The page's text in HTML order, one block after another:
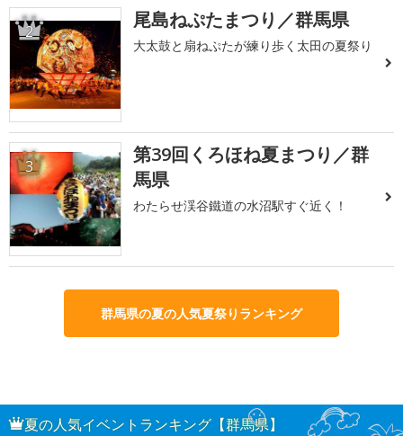
2 尾島ねぷたまつり／群馬県
大太鼓と扇ねぷたが練り歩く太田の夏祭り
3
第39回くろほね夏まつり／群
馬県
わたらせ渓谷鐵道の水沼駅すぐ近く！
群馬県の夏の人気夏祭りランキング
夏の人気イベントランキング【群馬県】